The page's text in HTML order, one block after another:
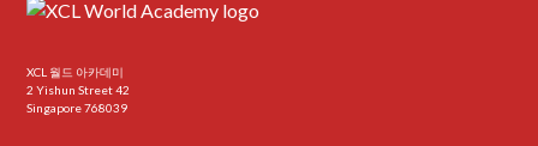
XCL 월드 아카데미
2 Yishun Street 42
Singapore 768039